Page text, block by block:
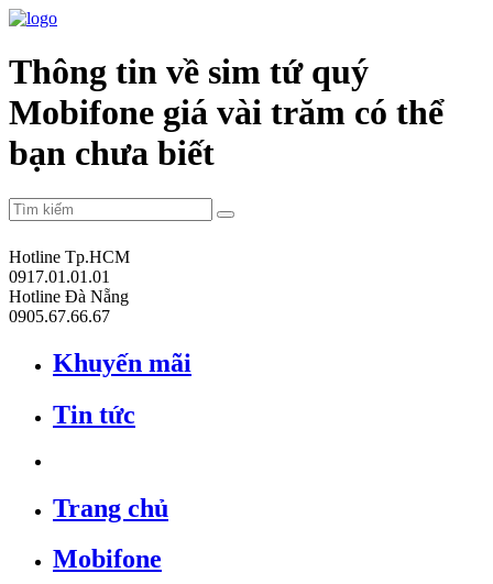
Thông tin về sim tứ quý
Mobifone giá vài trăm có thể
bạn chưa biết
Hotline Tp.HCM
0917.01.01.01
Hotline Đà Nẵng
0905.67.66.67
Khuyến mãi
Tin tức
Trang chủ
Mobifone